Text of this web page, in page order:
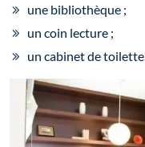
une bibliothèque ;
un coin lecture ;
un cabinet de toilette.